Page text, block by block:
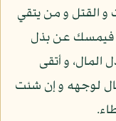
القتل و من يتقي
فيمسك عن بذل
المال، و أتقى
لوجهه و إن شئت